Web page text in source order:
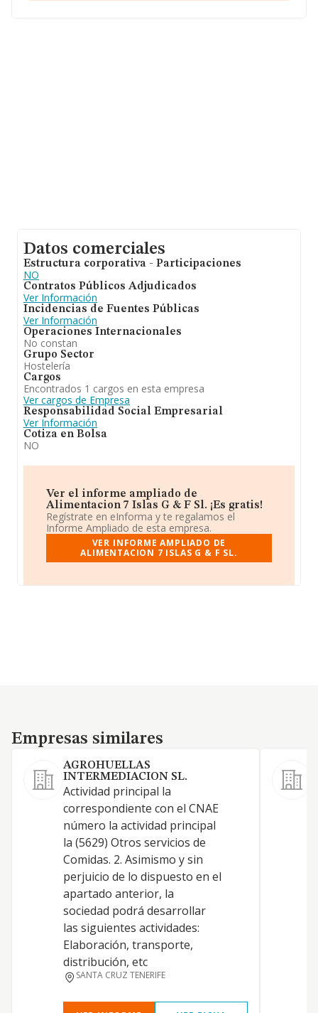
Datos comerciales
Estructura corporativa - Participaciones
NO
Contratos Públicos Adjudicados
Ver Información
Incidencias de Fuentes Públicas
Ver Información
Operaciones Internacionales
No constan
Grupo Sector
Hostelería
Cargos
Encontrados 1 cargos en esta empresa
Ver cargos de Empresa
Responsabilidad Social Empresarial
Ver Información
Cotiza en Bolsa
NO
Ver el informe ampliado de
Alimentacion 7 Islas G & F Sl. ¡Es gratis!
Regístrate en eInforma y te regalamos el
Informe Ampliado de esta empresa.
VER INFORME AMPLIADO DE
ALIMENTACION 7 ISLAS G & F SL.
Empresas similares
Empresas similares
AGROHUELLAS
INTERMEDIACION SL.
Actividad principal la
correspondiente con el CNAE
número la actividad principal
la (5629) Otros servicios de
Comidas. 2. Asimismo y sin
perjuicio de lo dispuesto en el
apartado anterior, la
sociedad podrá desarrollar
las siguientes actividades:
Elaboración, transporte,
distribución, etc
SANTA CRUZ TENERIFE